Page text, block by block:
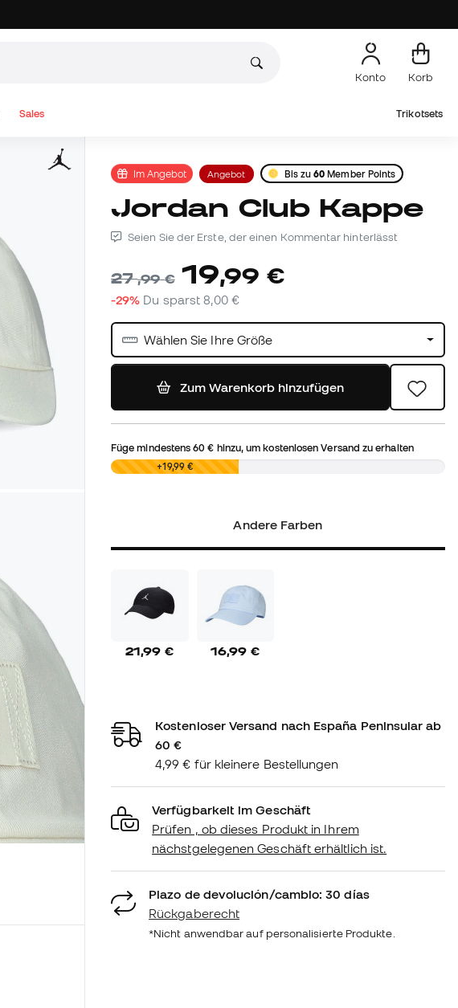
Konto Korb
Sales Trikotsets
Im Angebot Angebot Bis zu60 Member Points
Jordan Club Kappe
Seien Sie der Erste, der einen Kommentar hinterlässt
27,99 € 19,99 €
-29% Du sparst8,00 €
Wählen Sie Ihre Größe
Zum Warenkorb hinzufügen
Füge mindestens60 € hinzu, um kostenlosen Versand zu erhalten
0,00 € +19,99 €
Andere Farben
21,99 € 16,99 €
Kostenloser Versand nach España Peninsular ab
60 €
4,99 € für kleinere Bestellungen
Verfügbarkeit im Geschäft
Prüfen , ob dieses Produkt in Ihrem
nächstgelegenen Geschäft erhältlich ist.
Plazo de devolución/cambio: 30 días
Rückgaberecht
*Nicht anwendbar auf personalisierte Produkte.